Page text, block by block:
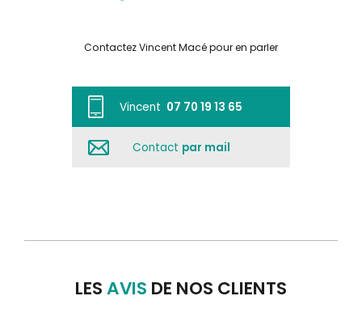
Contactez Vincent Macé pour en parler
Vincent 07 70 19 13 65
Contact par mail
LESAVIS DE NOS CLIENTS